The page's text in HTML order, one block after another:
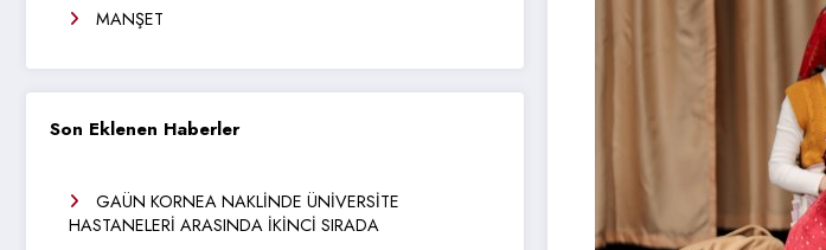
MANŞET
Son Eklenen Haberler
GAÜN KORNEA NAKLİNDE ÜNİVERSİTE
HASTANELERİ ARASINDA İKİNCİ SIRADA